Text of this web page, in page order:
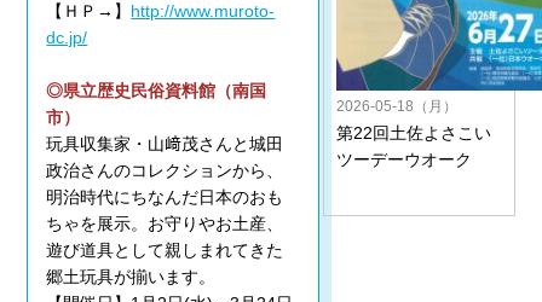
【ＨＰ→】 http://www.muroto-
dc.jp/
◎県立歴史民俗資料館（南国
市）
玩具収集家・山﨑茂さんと城田
政治さんのコレクションから、
明治時代にちなんだ日本のおも
ちゃを展示。お守りやお土産、
遊び道具として親しまれてきた
郷土玩具が揃います。
2026-05-18（月）
第22回土佐よさこい
ツーデーウオーク